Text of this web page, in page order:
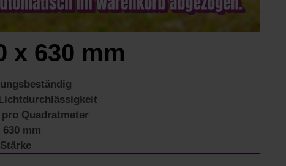
x 630 mm
pro Quadratmeter
630 mm